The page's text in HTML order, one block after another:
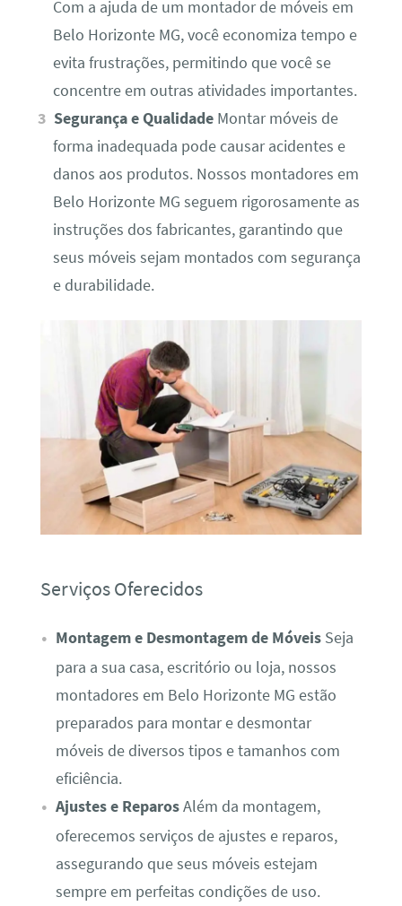
Com a ajuda de um montador de móveis em
Belo Horizonte MG, você economiza tempo e
evita frustrações, permitindo que você se
concentre em outras atividades importantes.
Segurança e Qualidade Montar móveis de
forma inadequada pode causar acidentes e
danos aos produtos. Nossos montadores em
Belo Horizonte MG seguem rigorosamente as
instruções dos fabricantes, garantindo que
seus móveis sejam montados com segurança
e durabilidade.
Serviços Oferecidos
Montagem e Desmontagem de MóveisSeja
para a sua casa, escritório ou loja, nossos
montadores em Belo Horizonte MG estão
preparados para montar e desmontar
móveis de diversos tipos e tamanhos com
eficiência.
Ajustes e ReparosAlém da montagem,
oferecemos serviços de ajustes e reparos,
assegurando que seus móveis estejam
sempre em perfeitas condições de uso.